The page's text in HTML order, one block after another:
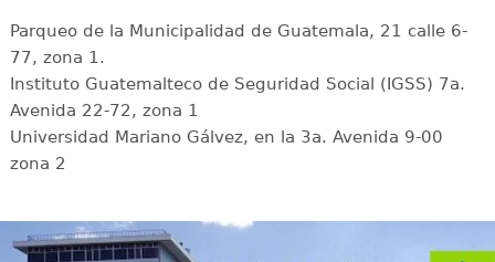
Parqueo de la Municipalidad de Guatemala, 21 calle 6-
77, zona 1.
Instituto Guatemalteco de Seguridad Social (IGSS) 7a.
Avenida 22-72, zona 1
Universidad Mariano Gálvez, en la 3a. Avenida 9-00
zona 2